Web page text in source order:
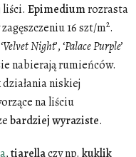
liści. Epimediumrozrasta
16 szt/m2.
VelvetNight’, ‘PalacePurple’
nabierają rumieńców.
niskiej
na liściu
bardziejwyraziste.
,tiarellaczy np. kuklik